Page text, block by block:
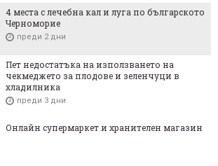
4 места с лечебна кал и луга по българското
Черноморие
преди 2 дни
Пет недостатъка на използването на
чекмеджето за плодове и зеленчуци в
хладилника
преди 3 дни
Онлайн супермаркет и хранителен магазин